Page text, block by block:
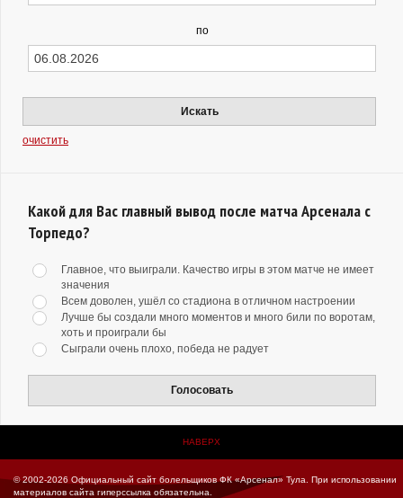
по
Искать
очистить
Какой для Вас главный вывод после матча Арсенала с
Торпедо?
Главное, что выиграли. Качество игры в этом матче не имеет
значения
Всем доволен, ушёл со стадиона в отличном настроении
Лучше бы создали много моментов и много били по воротам,
хоть и проиграли бы
Сыграли очень плохо, победа не радует
Голосовать
НАВЕРХ
© 2002-2026 Официальный сайт болельщиков ФК «Арсенал» Тула.
При использовании
материалов сайта гиперссылка обязательна.